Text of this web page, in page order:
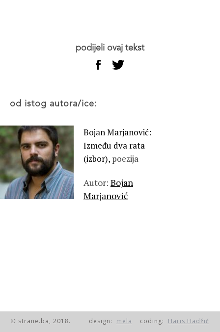
podijeli ovaj tekst
od istog autora/ice:
Bojan Marjanović:
Između dva rata
(izbor), poezija
Autor: Bojan
Marjanović
© strane.ba, 2018. design: mela coding: Haris Hadžić